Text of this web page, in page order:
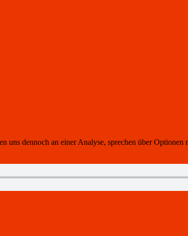
dennoch an einer Analyse, sprechen über